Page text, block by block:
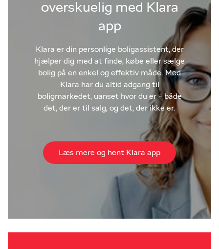
overskuelig med Klara
app
Klara er din personlige boligassistent, der
hjælper dig med at finde, købe eller sælge
bolig på en enkel og effektiv måde. Med
Klara har du altid adgang til
boligmarkedet, uanset hvor du er - både
det, der er til salg, og det, der ikke er.
Læs mere og hent Klara app